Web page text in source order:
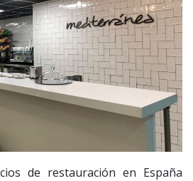
de restauración en España